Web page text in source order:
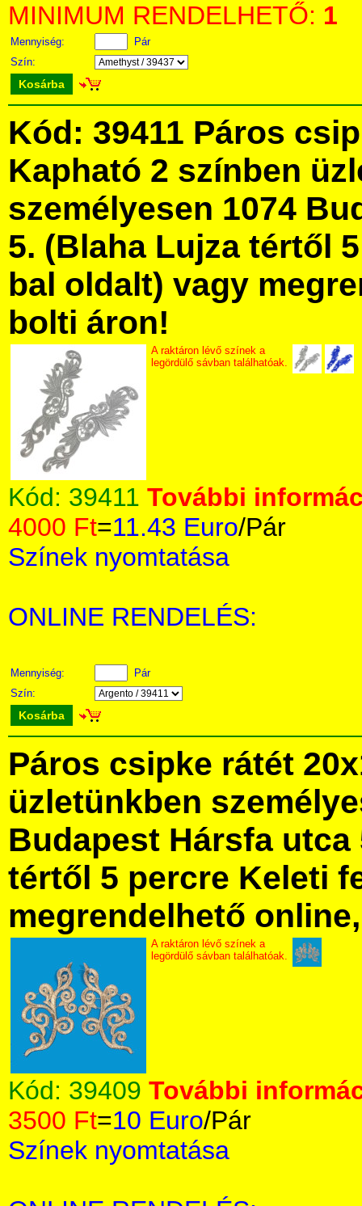
MINIMUM RENDELHETŐ: 1
Mennyiség:
Pár
Szín:
Kosárba
Kód: 39411 Páros
Kapható 2 színben
személyesen 1074
5. (Blaha Lujza tértől
bal oldalt) vagy
bolti áron!
A raktáron lévő színek a
legördülő sávban találhatóak.
Kód: 39411 További
4000 Ft=11.43 Euro/Pár
Színek nyomtatása
ONLINE RENDELÉS:
Mennyiség:
Pár
Szín:
Kosárba
Páros csipke rátét
üzletünkben
Budapest Hársfa utca
tértől 5 percre Keleti
megrendelhető
A raktáron lévő színek a
legördülő sávban találhatóak.
Kód: 39409 További
3500 Ft=10 Euro/Pár
Színek nyomtatása